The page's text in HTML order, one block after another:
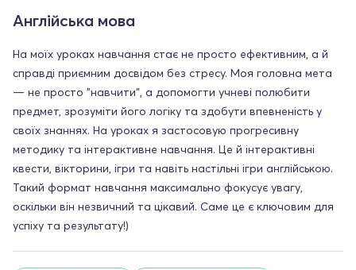
Англійська мова
На моїх уроках навчання стає не просто ефективним, а й
справді приємним досвідом без стресу. Моя головна мета
— не просто "навчити", а допомогти учневі полюбити
предмет, зрозуміти його логіку та здобути впевненість у
своїх знаннях. На уроках я застосовую прогресивну
методику та інтерактивне навчання. Це й інтерактивні
квести, вікторини, ігри та навіть настільні ігри англійською.
Такий формат навчання максимально фокусує увагу,
оскільки він незвичний та цікавий. Саме це є ключовим для
успіху та результату!)